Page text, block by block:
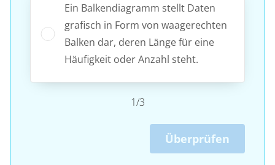
Ein Balkendiagramm stellt Daten
grafisch in Form von waagerechten
Balken dar, deren Länge für eine
Häufigkeit oder Anzahl steht.
1/3
Überprüfen